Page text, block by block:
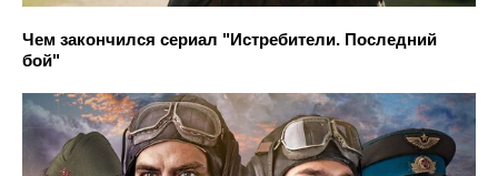
Чем закончился сериал "Истребители. Последний
бой"